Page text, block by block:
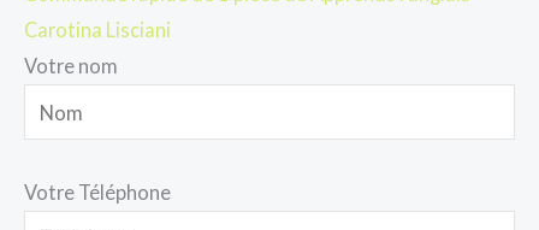
Carotina Lisciani
Votre nom
Votre Téléphone